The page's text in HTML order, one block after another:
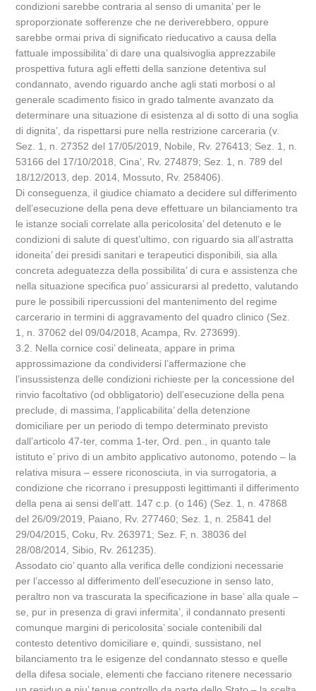
condizioni sarebbe contraria al senso di umanita’ per le
sproporzionate sofferenze che ne deriverebbero, oppure
sarebbe ormai priva di significato rieducativo a causa della
fattuale impossibilita’ di dare una qualsivoglia apprezzabile
prospettiva futura agli effetti della sanzione detentiva sul
condannato, avendo riguardo anche agli stati morbosi o al
generale scadimento fisico in grado talmente avanzato da
determinare una situazione di esistenza al di sotto di una soglia
di dignita’, da rispettarsi pure nella restrizione carceraria (v.
Sez. 1, n. 27352 del 17/05/2019, Nobile, Rv. 276413; Sez. 1, n.
53166 del 17/10/2018, Cina’, Rv. 274879; Sez. 1, n. 789 del
18/12/2013, dep. 2014, Mossuto, Rv. 258406).
Di conseguenza, il giudice chiamato a decidere sul differimento
dell’esecuzione della pena deve effettuare un bilanciamento tra
le istanze sociali correlate alla pericolosita’ del detenuto e le
condizioni di salute di quest’ultimo, con riguardo sia all’astratta
idoneita’ dei presidi sanitari e terapeutici disponibili, sia alla
concreta adeguatezza della possibilita’ di cura e assistenza che
nella situazione specifica puo’ assicurarsi al predetto, valutando
pure le possibili ripercussioni del mantenimento del regime
carcerario in termini di aggravamento del quadro clinico (Sez.
1, n. 37062 del 09/04/2018, Acampa, Rv. 273699).
3.2. Nella cornice cosi’ delineata, appare in prima
approssimazione da condividersi l’affermazione che
l’insussistenza delle condizioni richieste per la concessione del
rinvio facoltativo (od obbligatorio) dell’esecuzione della pena
preclude, di massima, l’applicabilita’ della detenzione
domiciliare per un periodo di tempo determinato previsto
dall’articolo 47-ter, comma 1-ter, Ord. pen., in quanto tale
istituto e’ privo di un ambito applicativo autonomo, potendo – la
relativa misura – essere riconosciuta, in via surrogatoria, a
condizione che ricorrano i presupposti legittimanti il differimento
della pena ai sensi dell’att. 147 c.p. (o 146) (Sez. 1, n. 47868
del 26/09/2019, Paiano, Rv. 277460; Sez. 1, n. 25841 del
29/04/2015, Coku, Rv. 263971; Sez. F, n. 38036 del
28/08/2014, Sibio, Rv. 261235).
Assodato cio’ quanto alla verifica delle condizioni necessarie
per l’accesso al differimento dell’esecuzione in senso lato,
peraltro non va trascurata la specificazione in base’ alla quale –
se, pur in presenza di gravi infermita’, il condannato presenti
comunque margini di pericolosita’ sociale contenibili dal
contesto detentivo domiciliare e, quindi, sussistano, nel
bilanciamento tra le esigenze del condannato stesso e quelle
della difesa sociale, elementi che facciano ritenere necessario